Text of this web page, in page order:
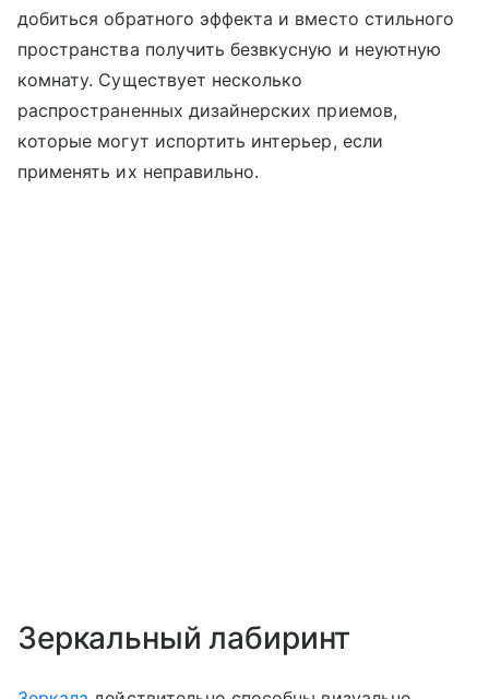
добиться обратного эффекта и вместо стильного
пространства получить безвкусную и неуютную
комнату. Существует несколько
распространенных дизайнерских приемов,
которые могут испортить интерьер, если
применять их неправильно.
Зеркальный лабиринт